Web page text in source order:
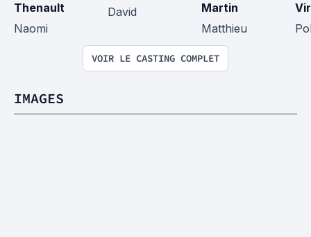
Thenault
Naomi
David
Martin
Matthieu
VOIR LE CASTING COMPLET
IMAGES